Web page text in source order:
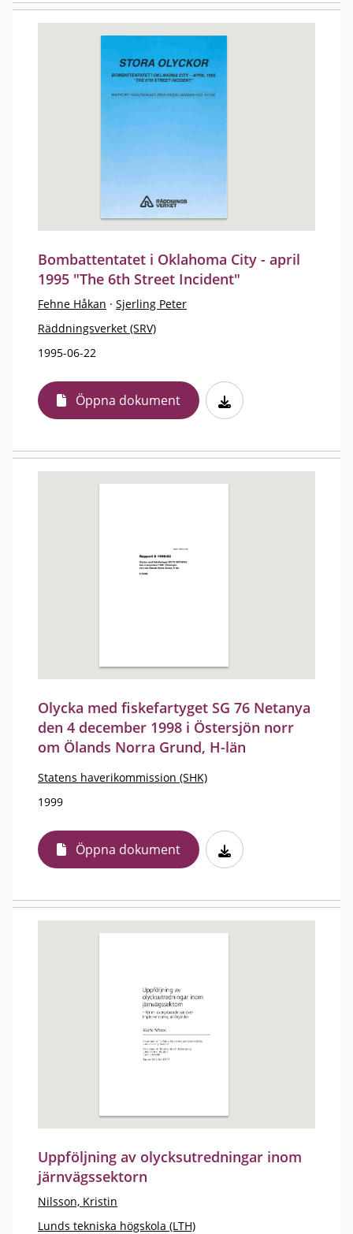
Bombattentatet i Oklahoma City - april
1995 "The 6th Street Incident"
Fehne Håkan · Sjerling Peter
Räddningsverket (SRV)
1995-06-22
Öppna dokument
Olycka med fiskefartyget SG 76 Netanya
den 4 december 1998 i Östersjön norr
om Ölands Norra Grund, H-län
Statens haverikommission (SHK)
1999
Öppna dokument
Uppföljning av olycksutredningar inom
järnvägssektorn
Nilsson, Kristin
Lunds tekniska högskola (LTH)